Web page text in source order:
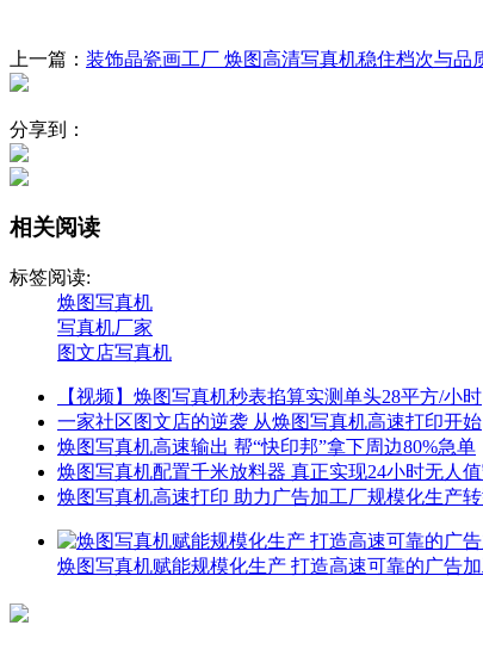
上一篇： 装饰晶瓷画工厂 焕图高清写真机稳住档次与品
分享到：
相关阅读
标签阅读:
焕图写真机
写真机厂家
图文店写真机
【视频】焕图写真机秒表掐算实测单头28平方/小时
一家社区图文店的逆袭 从焕图写真机高速打印开始
焕图写真机高速输出 帮“快印邦”拿下周边80%急单
焕图写真机配置千米放料器 真正实现24小时无人
焕图写真机高速打印 助力广告加工厂规模化生产
焕图写真机赋能规模化生产 打造高速可靠的广告